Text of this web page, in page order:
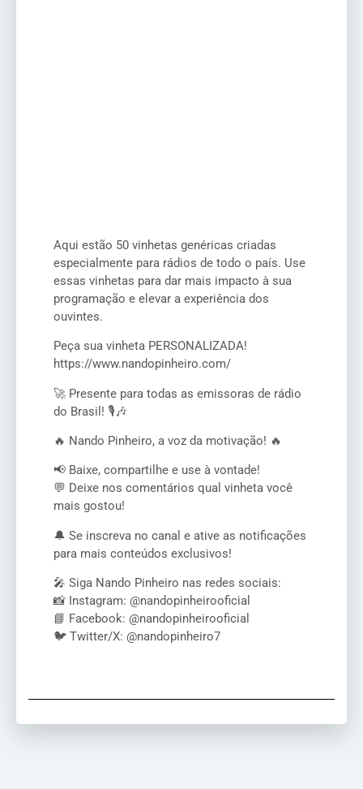
Aqui estão 50 vinhetas genéricas criadas
especialmente para rádios de todo o país. Use
essas vinhetas para dar mais impacto à sua
programação e elevar a experiência dos
ouvintes.
Peça sua vinheta PERSONALIZADA!
https://www.nandopinheiro.com/
🚀 Presente para todas as emissoras de rádio
do Brasil! 🎙️🎶
🔥 Nando Pinheiro, a voz da motivação! 🔥
📢 Baixe, compartilhe e use à vontade!
💬 Deixe nos comentários qual vinheta você
mais gostou!
🔔 Se inscreva no canal e ative as notificações
para mais conteúdos exclusivos!
🎤 Siga Nando Pinheiro nas redes sociais:
📸 Instagram: @nandopinheirooficial
📘 Facebook: @nandopinheirooficial
🐦 Twitter/X: @nandopinheiro7